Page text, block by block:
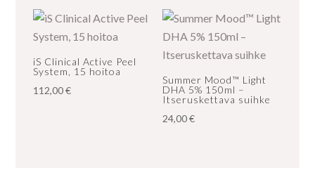
iS Clinical Active Peel
System, 15 hoitoa
112,00€
Summer Mood™ Light
DHA 5% 150ml –
Itseruskettava suihke
24,00€